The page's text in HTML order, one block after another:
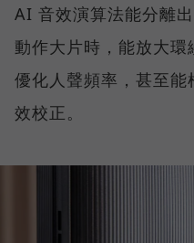
AI 音效演算法能分離
動作大片時，能放大
優化人聲頻率，甚至
效校正。